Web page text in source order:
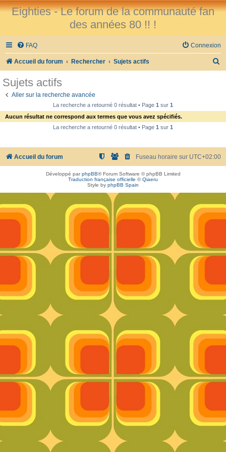
Eighties - Le forum de la communauté fan
des années 80 !! !
FAQ Connexion
Accueil du forum Rechercher Sujets actifs
e
Sujets actifs
Aller sur la recherche avancée
La recherche a retourné 0 résultat • Page 1 sur 1
Aucun résultat ne correspond aux termes que vous avez spécifiés.
La recherche a retourné 0 résultat • Page 1 sur 1
Accueil du forum Fuseau horaire sur UTC+02:00
Développé parphpBB® Forum Software © phpBB Limited
Traduction française officielle ©Qiaeru
Style by phpBB Spain